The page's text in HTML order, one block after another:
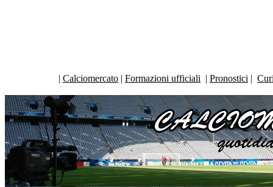
| Calciomercato | Formazioni ufficiali | Pronostici |